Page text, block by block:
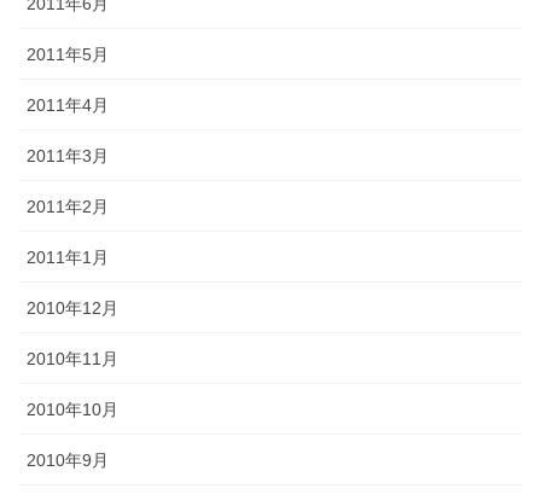
2011年6月
2011年5月
2011年4月
2011年3月
2011年2月
2011年1月
2010年12月
2010年11月
2010年10月
2010年9月